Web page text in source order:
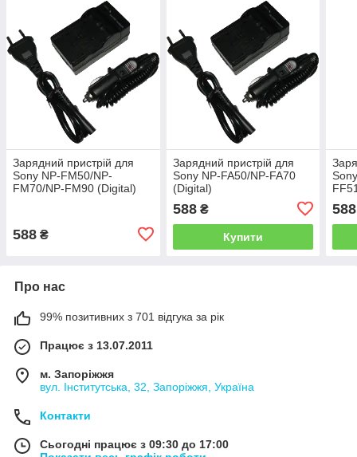
Зарядний пристрій для
Sony NP-FM50/NP-
FM70/NP-FM90 (Digital)
588 ₴
Зарядний пристрій для
Sony NP-FA50/NP-FA70
(Digital)
588₴
Купити
588
Про нас
99% позитивних з 701 відгука за рік
Працює з 13.07.2011
м. Запоріжжя
вул. Інститутська, 32, Запоріжжя, Україна
Контакти
Сьогодні працює з 09:30 до 17:00